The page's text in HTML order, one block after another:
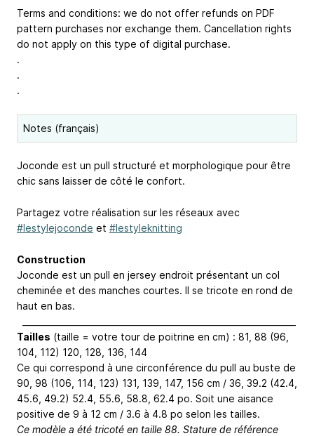
Terms and conditions: we do not offer refunds on PDF
pattern purchases nor exchange them. Cancellation rights
do not apply on this type of digital purchase.
.
.
.
Notes (français)
Joconde est un pull structuré et morphologique pour être
chic sans laisser de côté le confort.
Partagez votre réalisation sur les réseaux avec
#lestylejoconde et #lestyleknitting
Construction
Joconde est un pull en jersey endroit présentant un col
cheminée et des manches courtes. Il se tricote en rond de
haut en bas.
Tailles (taille = votre tour de poitrine en cm) : 81, 88 (96,
104, 112) 120, 128, 136, 144
Ce qui correspond à une circonférence du pull au buste de
90, 98 (106, 114, 123) 131, 139, 147, 156 cm / 36, 39.2 (42.4,
45.6, 49.2) 52.4, 55.6, 58.8, 62.4 po. Soit une aisance
positive de 9 à 12 cm / 3.6 à 4.8 po selon les tailles.
Ce modèle a été tricoté en taille 88. Stature de référence